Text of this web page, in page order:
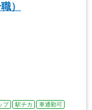
）
プ 駅チカ 車通勤可